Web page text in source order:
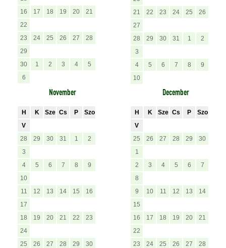
16
17 18 19 20
21
22
23
24 25 26 27
28
29
30
1 2 3 4
5
6
21
22 23 24 25
26
27
28
29 30 31 1
2
3
4
5 6 7 8
9
10
November
H K Sze Cs P
Szo
V
28
29 30 31 1
2
3
4
5 6 7 8
9
10
11
12 13 14 15
16
17
18
19 20 21 22
23
24
25
26 27 28 29
30
December
H K Sze Cs P
Szo
V
25
26 27 28 29
30
1
2
3 4 5 6
7
8
9
10 11 12 13
14
15
16
17 18 19 20
21
22
23
24 25 26 27
28